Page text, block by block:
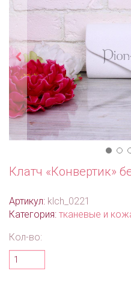
Клатч «Конвертик»
Артикул: klch_0221
Категория: тканевые и
Кол-во: